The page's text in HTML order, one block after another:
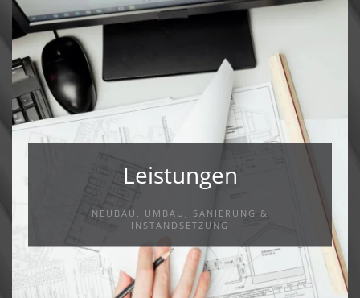
Leistungen
NEUBAU, UMBAU, SANIERUNG &
INSTANDSETZUNG